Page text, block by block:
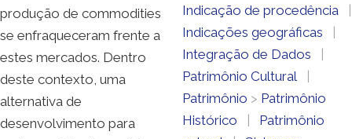
produção de commodities
se enfraqueceram frente a
estes mercados. Dentro
deste contexto, uma
alternativa de
desenvolvimento para
Indicação de procedência
|
Indicações geográficas
|
Integração de Dados
|
Patrimônio Cultural
|
Patrimônio > Patrimônio
Histórico
|
Patrimônio